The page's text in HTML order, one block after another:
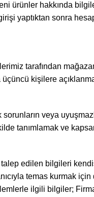
ürünler hakkında
yaptıktan sonra
tarafından
üçüncü kişilere
veya
tanımlamak ve
edilen bilgileri
temas kurmak
ilgili bilgiler;